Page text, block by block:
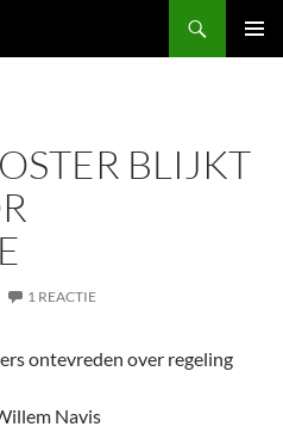
BLIJKT
1 REACTIE
ontevreden over regeling
Navis